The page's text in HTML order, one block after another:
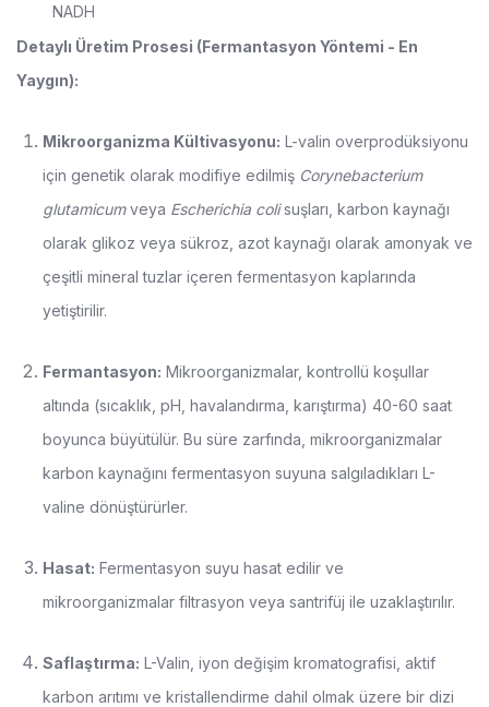
NADH
Detaylı Üretim Prosesi (Fermantasyon Yöntemi - En
Yaygın):
Mikroorganizma Kültivasyonu: L-valin overprodüksiyonu
için genetik olarak modifiye edilmiş Corynebacterium
glutamicumveya Escherichia colisuşları, karbon kaynağı
olarak glikoz veya sükroz, azot kaynağı olarak amonyak ve
çeşitli mineral tuzlar içeren fermentasyon kaplarında
yetiştirilir.
Fermantasyon: Mikroorganizmalar, kontrollü koşullar
altında (sıcaklık, pH, havalandırma, karıştırma) 40-60 saat
boyunca büyütülür. Bu süre zarfında, mikroorganizmalar
karbon kaynağını fermentasyon suyuna salgıladıkları L-
valine dönüştürürler.
Hasat: Fermentasyon suyu hasat edilir ve
mikroorganizmalar filtrasyon veya santrifüj ile uzaklaştırılır.
Saflaştırma: L-Valin, iyon değişim kromatografisi, aktif
karbon arıtımı ve kristallendirme dahil olmak üzere bir dizi